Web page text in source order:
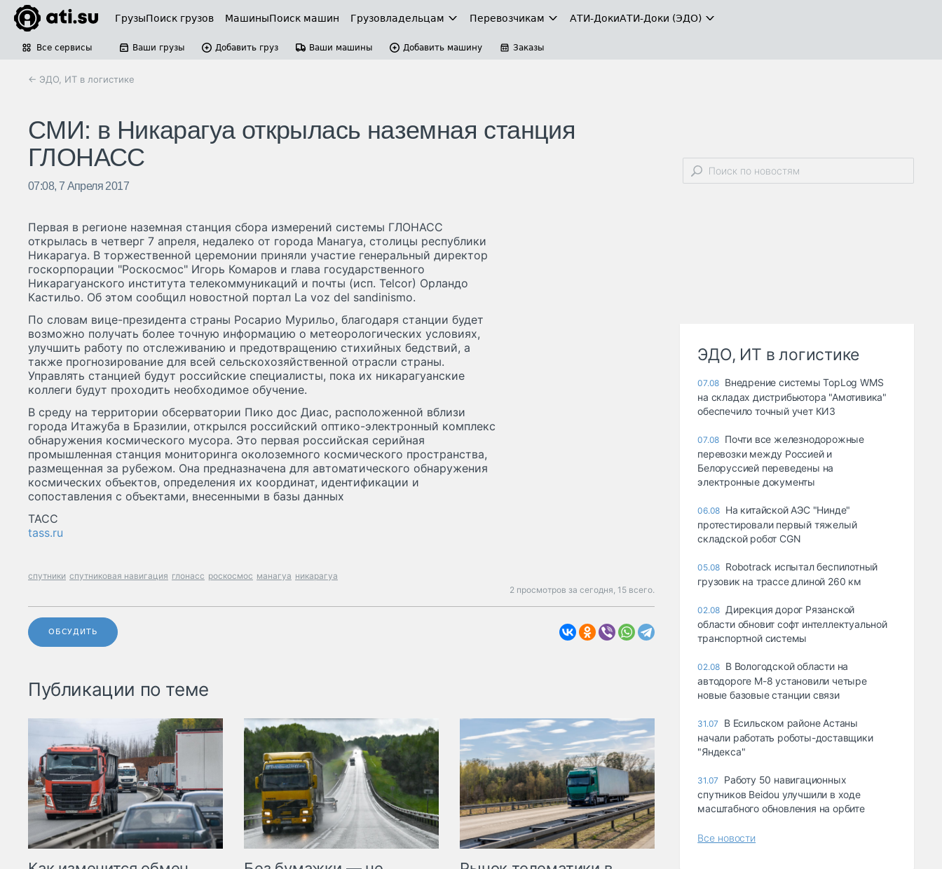
ГрузыПоиск грузов МашиныПоиск машин Грузовладельцам Перевозчикам АТИ-ДокиАТИ-Доки (ЭДО)
Все сервисы Ваши грузы Добавить груз Ваши машины Добавить машину Заказы
← ЭДО, ИТ в логистике
СМИ: в Никарагуа открылась наземная станция
ГЛОНАСС
07:08, 7 Апреля 2017
Первая в регионе наземная станция сбора измерений системы ГЛОНАСС
открылась в четверг 7 апреля, недалеко от города Манагуа, столицы республики
Никарагуа. В торжественной церемонии приняли участие генеральный директор
госкорпорации "Роскосмос" Игорь Комаров и глава государственного
Никарагуанского института телекоммуникаций и почты (исп. Telcor) Орландо
Кастильо. Об этом сообщил новостной портал La voz del sandinismo.
По словам вице-президента страны Росарио Мурильо, благодаря станции будет
возможно получать более точную информацию о метеорологических условиях,
улучшить работу по отслеживанию и предотвращению стихийных бедствий, а
также прогнозирование для всей сельскохозяйственной отрасли страны.
Управлять станцией будут российские специалисты, пока их никарагуанские
коллеги будут проходить необходимое обучение.
В среду на территории обсерватории Пико дос Диас, расположенной вблизи
города Итажуба в Бразилии, открылся российский оптико-электронный комплекс
обнаружения космического мусора. Это первая российская серийная
промышленная станция мониторинга околоземного космического пространства,
размещенная за рубежом. Она предназначена для автоматического обнаружения
космических объектов, определения их координат, идентификации и
сопоставления с объектами, внесенными в базы данных
ТАСС
tass.ru
спутники спутниковая навигация глонасс роскосмос манагуа никарагуа
2 просмотров за сегодня, 15 всего.
ОБСУДИТЬ
Публикации по теме
ЭДО, ИТ в логистике
07.08 Внедрение системы TopLog WMS
на складах дистрибьютора "Амотивика"
обеспечило точный учет КИЗ
07.08 Почти все железнодорожные
перевозки между Россией и
Белоруссией переведены на
электронные документы
06.08 На китайской АЭС "Нинде"
протестировали первый тяжелый
складской робот CGN
05.08 Robotrack испытал беспилотный
грузовик на трассе длиной 260 км
02.08 Дирекция дорог Рязанской
области обновит софт интеллектуальной
транспортной системы
02.08 В Вологодской области на
автодороге М-8 установили четыре
новые базовые станции связи
31.07
В Есильском районе Астаны
начали работать роботы-доставщики
"Яндекса"
31.07
Работу 50 навигационных
спутников Beidou улучшили в ходе
масштабного обновления на орбите
Все новости